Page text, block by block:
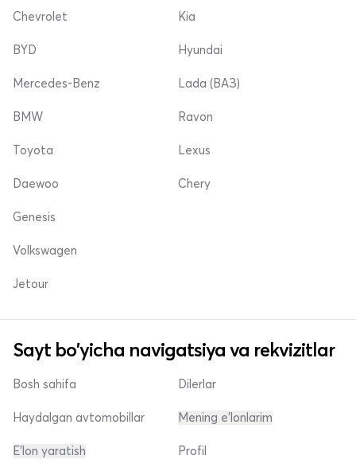
Chevrolet
BYD
Mercedes-Benz
Kia
Hyundai
Lada (ВАЗ)
BMW
Toyota
Daewoo
Ravon
Lexus
Chery
Genesis
Volkswagen
Jetour
Sayt bo'yicha navigatsiya va rekvizitlar
Bosh sahifa
Haydalgan avtomobillar
E'lon yaratish
Dilerlar
Mening e'lonlarim
Profil